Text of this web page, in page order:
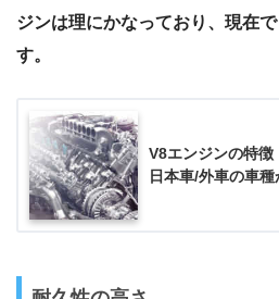
ジンは理にかなっており、現在
す。
V8エンジンの特
日本車/外車の車種